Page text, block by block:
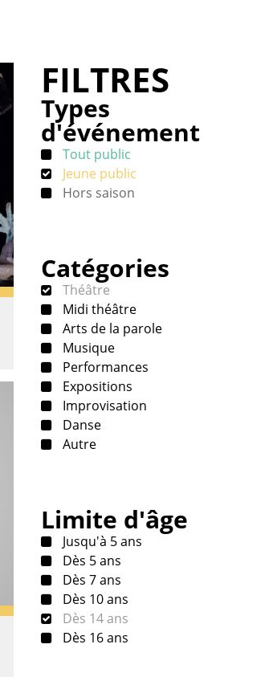
FILTRES
Types
d'événement
Tout public
Jeune public
Hors saison
Catégories
Théâtre
Midi théâtre
Arts de la parole
Musique
Performances
Expositions
Improvisation
Danse
Autre
Limite d'âge
Jusqu'à 5 ans
Dès 5 ans
Dès 7 ans
Dès 10 ans
Dès 14 ans
Dès 16 ans